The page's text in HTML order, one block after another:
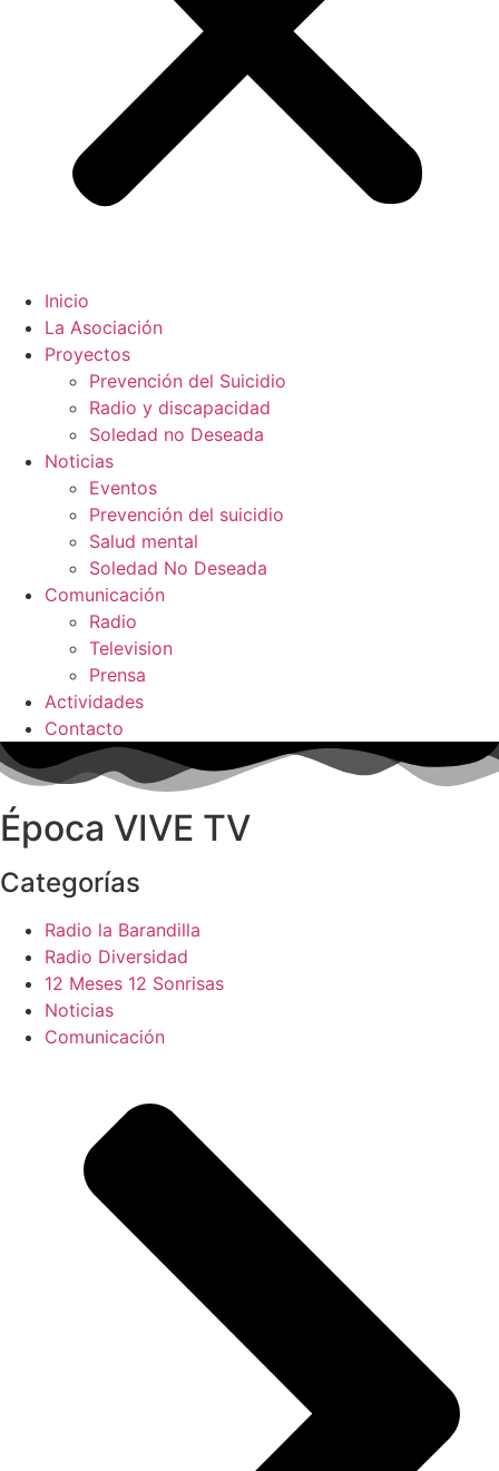
Inicio
La Asociación
Proyectos
Prevención del Suicidio
Radio y discapacidad
Soledad no Deseada
Noticias
Eventos
Prevención del suicidio
Salud mental
Soledad No Deseada
Comunicación
Radio
Television
Prensa
Actividades
Contacto
Época VIVE TV
Categorías
Radio la Barandilla
Radio Diversidad
12 Meses 12 Sonrisas
Noticias
Comunicación